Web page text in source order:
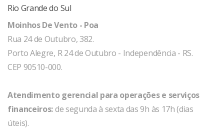
Rio Grande do Sul
Moinhos De Vento - Poa
Rua 24 de Outubro, 382.
Porto Alegre, R 24 de Outubro - Independência - RS.
CEP 90510-000.
Atendimento gerencial para operações e serviços
financeiros:de segunda à sexta das 9h às 17h (dias
úteis).